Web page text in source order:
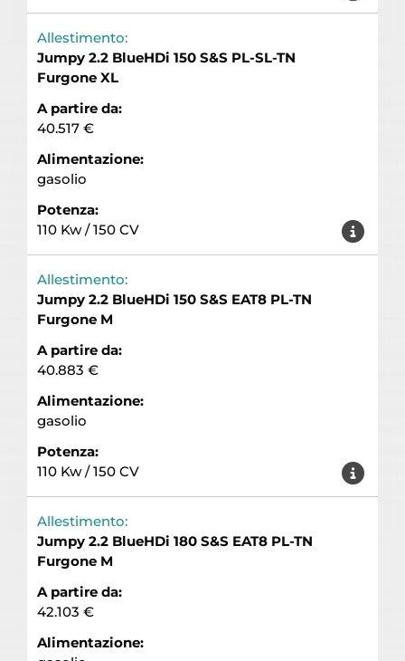
Allestimento:
Jumpy 2.2 BlueHDi 150 S&S PL-SL-TN
Furgone XL
A partire da:
40.517 €
Alimentazione:
gasolio
Potenza:
110 Kw / 150 CV
Allestimento:
Jumpy 2.2 BlueHDi 150 S&S EAT8 PL-TN
Furgone M
A partire da:
40.883 €
Alimentazione:
gasolio
Potenza:
110 Kw / 150 CV
Allestimento:
Jumpy 2.2 BlueHDi 180 S&S EAT8 PL-TN
Furgone M
A partire da:
42.103 €
Alimentazione: